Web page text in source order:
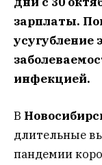
зарплаты.
усугубление
инфекцией.
В
длительные
пандемии